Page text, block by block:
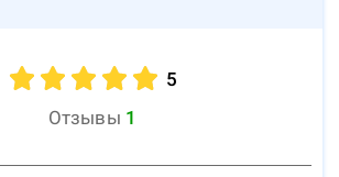
5
Отзывы 1